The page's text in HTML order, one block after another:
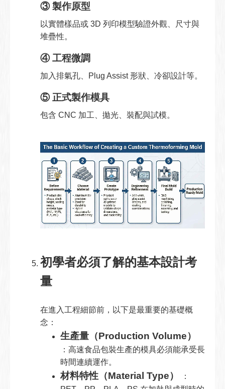
③ 製作原型
以實體樣品或 3D 列印模型驗證外觀、尺寸與
堆疊性。
④ 工程微調
加入排氣孔、Plug Assist 形狀、冷卻設計等。
⑤ 正式製作模具
包含 CNC 加工、拋光、裝配與試模。
初學者必須了解的基本設計考
量
在進入工程細節前，以下是最重要的基礎概
念：
生產量（Production Volume）
：高速食品包裝生產的模具必須能承受長
時間連續運作。
材料特性（Material Type）
：